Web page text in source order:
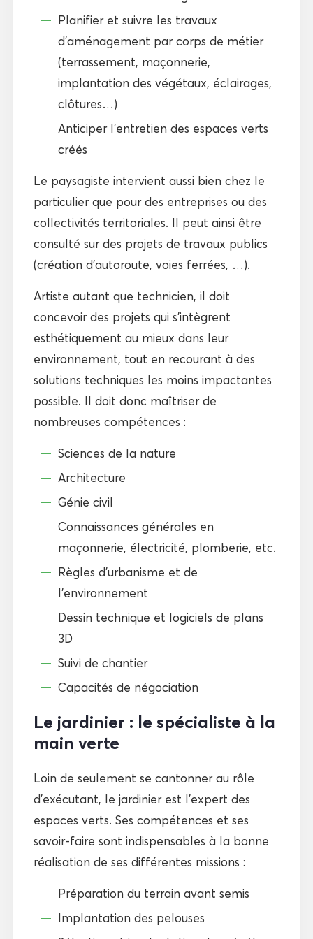
Planifier et suivre les travaux
d’aménagement par corps de métier
(terrassement, maçonnerie,
implantation des végétaux, éclairages,
clôtures…)
Anticiper l’entretien des espaces verts
créés
Le paysagiste intervient aussi bien chez le
particulier que pour des entreprises ou des
collectivités territoriales. Il peut ainsi être
consulté sur des projets de travaux publics
(création d’autoroute, voies ferrées, …).
Artiste autant que technicien, il doit
concevoir des projets qui s’intègrent
esthétiquement au mieux dans leur
environnement, tout en recourant à des
solutions techniques les moins impactantes
possible. Il doit donc maîtriser de
nombreuses compétences :
Sciences de la nature
Architecture
Génie civil
Connaissances générales en
maçonnerie, électricité, plomberie, etc.
Règles d’urbanisme et de
l’environnement
Dessin technique et logiciels de plans
3D
Suivi de chantier
Capacités de négociation
Le jardinier : le spécialiste à la
main verte
Loin de seulement se cantonner au rôle
d’exécutant, le jardinier est l’expert des
espaces verts. Ses compétences et ses
savoir-faire sont indispensables à la bonne
réalisation de ses différentes missions :
Préparation du terrain avant semis
Implantation des pelouses